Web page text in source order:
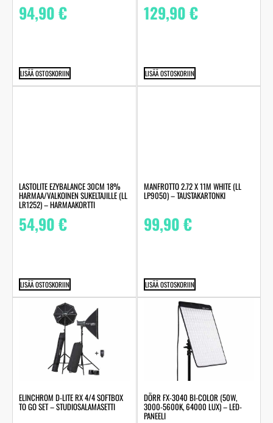
94,90€
LISÄÄ OSTOSKORIIN
129,90€
LISÄÄ OSTOSKORIIN
LASTOLITE EZYBALANCE 30CM 18%
HARMAA/VALKOINEN SUKELTAJILLE (LL
LR1252) – HARMAAKORTTI
54,90€
LISÄÄ OSTOSKORIIN
MANFROTTO 2.72 X 11M WHITE (LL
LP9050) – TAUSTAKARTONKI
99,90€
LISÄÄ OSTOSKORIIN
ELINCHROM D-LITE RX 4/4 SOFTBOX
TO GO SET – STUDIOSALAMASETTI
DÖRR FX-3040 BI-COLOR (50W,
3000-5600K, 64000 LUX) – LED-
PANEELI